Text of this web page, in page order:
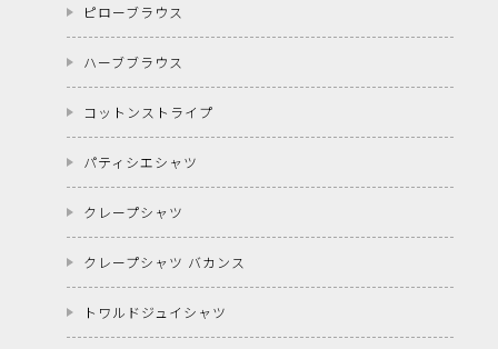
ピローブラウス
ハーブブラウス
コットンストライプ
パティシエシャツ
クレープシャツ
クレープシャツ バカンス
トワルドジュイシャツ